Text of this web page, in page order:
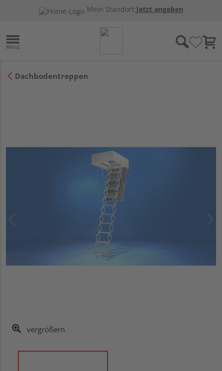
Mein Standort:Jetzt angeben
Dachbodentreppen
vergrößern